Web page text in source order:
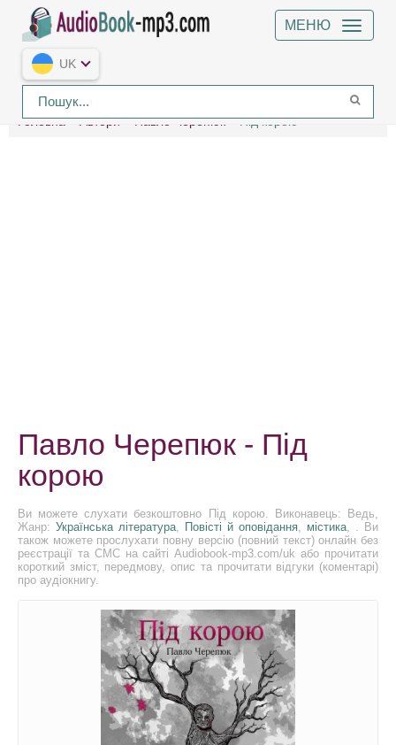
МЕНЮ
UK
Головна Автори Павло Черепюк Під корою
Павло Черепюк - Під
корою
Ви можете слухати безкоштовно Під корою. Виконавець: Ведь,
Жанр: Українська література, Повісті й оповідання, містика, . Ви
також можете прослухати повну версію (повний текст) онлайн без
реєстрації та СМС на сайті Audiobook-mp3.com/uk або прочитати
короткий зміст, передмову, опис та прочитати відгуки (коментарі)
про аудіокнигу.